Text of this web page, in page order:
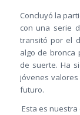
Concluyó la
con una serie
transitó por el
algo de bronca
de suerte. Ha
jóvenes
futuro.
Esta es